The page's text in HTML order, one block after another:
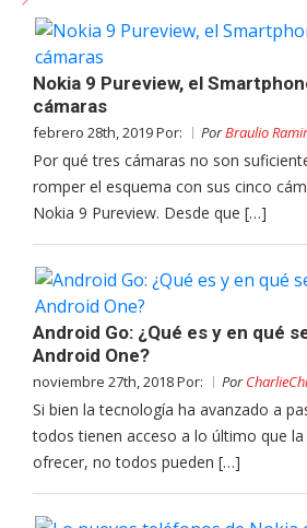
Nokia 9 Pureview, el
cámaras
febrero 28th, 2019 Por: PorBraulio
Por qué tres cámaras no son
romper el esquema con sus cinco
Nokia 9 Pureview. Desde que […]
Android Go: ¿Qué es y en qué
Android One?
noviembre 27th, 2018 Por: Por
Si bien la tecnología ha avanzado a
todos tienen acceso a lo último que
ofrecer, no todos pueden […]